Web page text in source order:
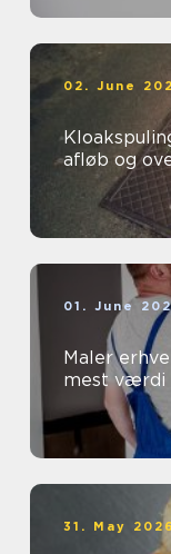
02. June
afløb og
01. June
Maler erhverv sådan får
mest værdi
31. May 2026